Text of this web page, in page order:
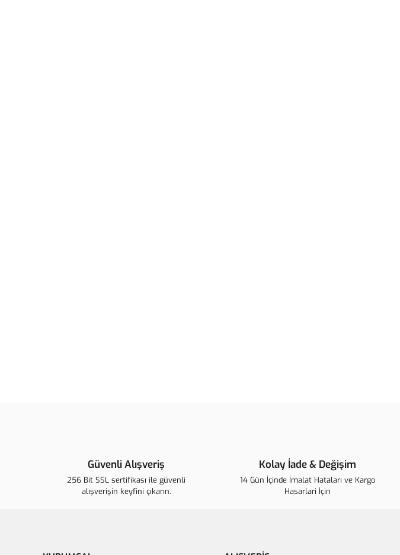
Güvenli Alışveriş
256 Bit SSL sertifikası ile güvenli
alışverişin keyfini çıkarın.
Kolay İade & Değişim
14 Gün İçinde İmalat Hataları ve Kargo
Hasarlari İçin